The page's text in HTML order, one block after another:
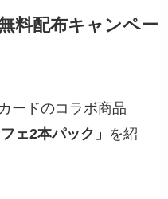
料配布キャンペー
ードのコラボ商品
ェ2本パック」 を紹